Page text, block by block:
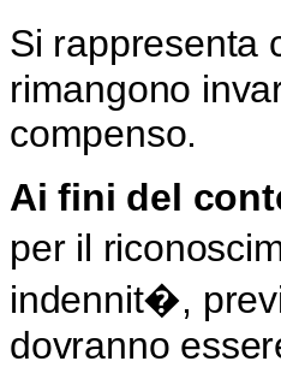
Si
rimangono
compenso.
Ai fini del
per il
indennit�,
dovranno